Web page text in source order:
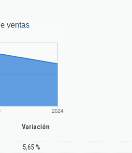
ventas
2024
Variación
5,65 %